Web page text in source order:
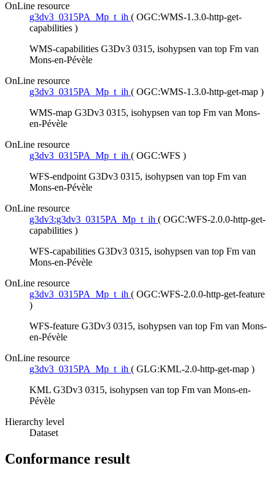
OnLine resource
g3dv3_0315PA_Mp_t_ih ( OGC:WMS-1.3.0-http-get-
capabilities )
WMS-capabilities G3Dv3 0315, isohypsen van top Fm van
Mons-en-Pévèle
OnLine resource
g3dv3_0315PA_Mp_t_ih ( OGC:WMS-1.3.0-http-get-map )
WMS-map G3Dv3 0315, isohypsen van top Fm van Mons-
en-Pévèle
OnLine resource
g3dv3_0315PA_Mp_t_ih ( OGC:WFS )
WFS-endpoint G3Dv3 0315, isohypsen van top Fm van
Mons-en-Pévèle
OnLine resource
g3dv3:g3dv3_0315PA_Mp_t_ih ( OGC:WFS-2.0.0-http-get-
capabilities )
WFS-capabilities G3Dv3 0315, isohypsen van top Fm van
Mons-en-Pévèle
OnLine resource
g3dv3_0315PA_Mp_t_ih ( OGC:WFS-2.0.0-http-get-feature
)
WFS-feature G3Dv3 0315, isohypsen van top Fm van Mons-
en-Pévèle
OnLine resource
g3dv3_0315PA_Mp_t_ih ( GLG:KML-2.0-http-get-map )
KML G3Dv3 0315, isohypsen van top Fm van Mons-en-
Pévèle
Hierarchy level
Dataset
Conformance result